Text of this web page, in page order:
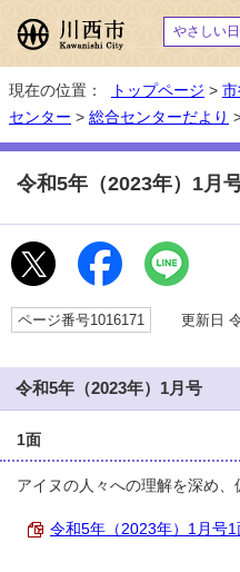
やさしい
現在の位置： トップページ >
センター > 総合センターだより
令和5年（2023年）1月
ページ番号1016171 更新日 令
令和5年（2023年）1月号
1面
アイヌの人々への理解を深め
令和5年（2023年）1月号1